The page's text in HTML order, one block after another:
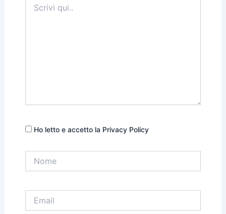
qui..
Ho letto e accetto la Privacy Policy